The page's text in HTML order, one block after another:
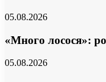
05.08.2026
«Много лосося»:
05.08.2026